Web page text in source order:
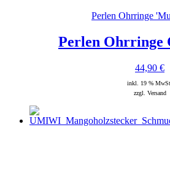
Perlen Ohrringe
Perlen
44,90 €
inkl. 19 % MwSt.
zzgl. Versand